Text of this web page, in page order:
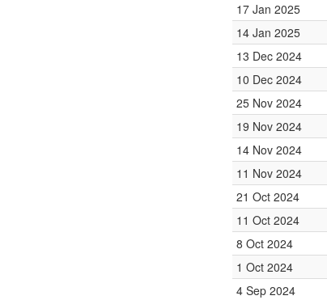
17 Jan 2025
14 Jan 2025
13 Dec 2024
10 Dec 2024
25 Nov 2024
19 Nov 2024
14 Nov 2024
11 Nov 2024
21 Oct 2024
11 Oct 2024
8 Oct 2024
1 Oct 2024
4 Sep 2024